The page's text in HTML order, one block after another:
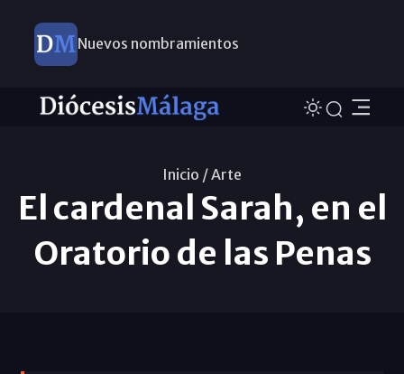
Nuevos nombramientos
Inicio /Arte
El cardenal Sarah, en el
Oratorio de las Penas